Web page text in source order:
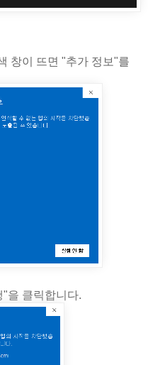
창이 뜨면 "추가 정보"를
을 클릭합니다.